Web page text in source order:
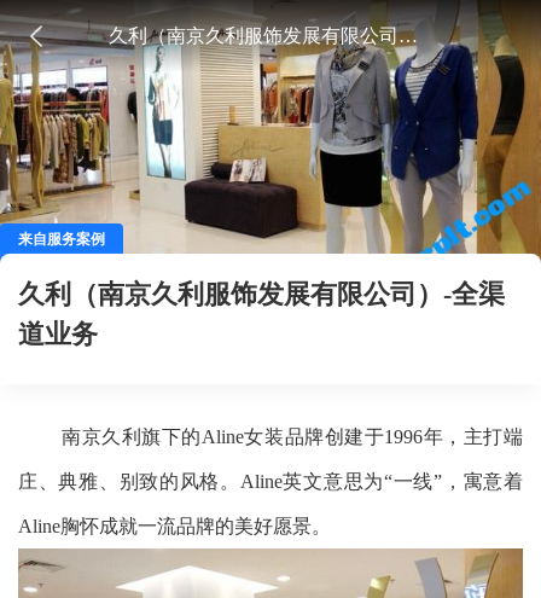
久利（南京久利服饰发展有限公司）-全渠道业务
来自服务案例
久利（南京久利服饰发展有限公司）-全渠
道业务
南京久利旗下的Aline女装品牌创建于1996年，主打端
庄、典雅、别致的风格。Aline英文意思为“一线”，寓意着
Aline胸怀成就一流品牌的美好愿景。